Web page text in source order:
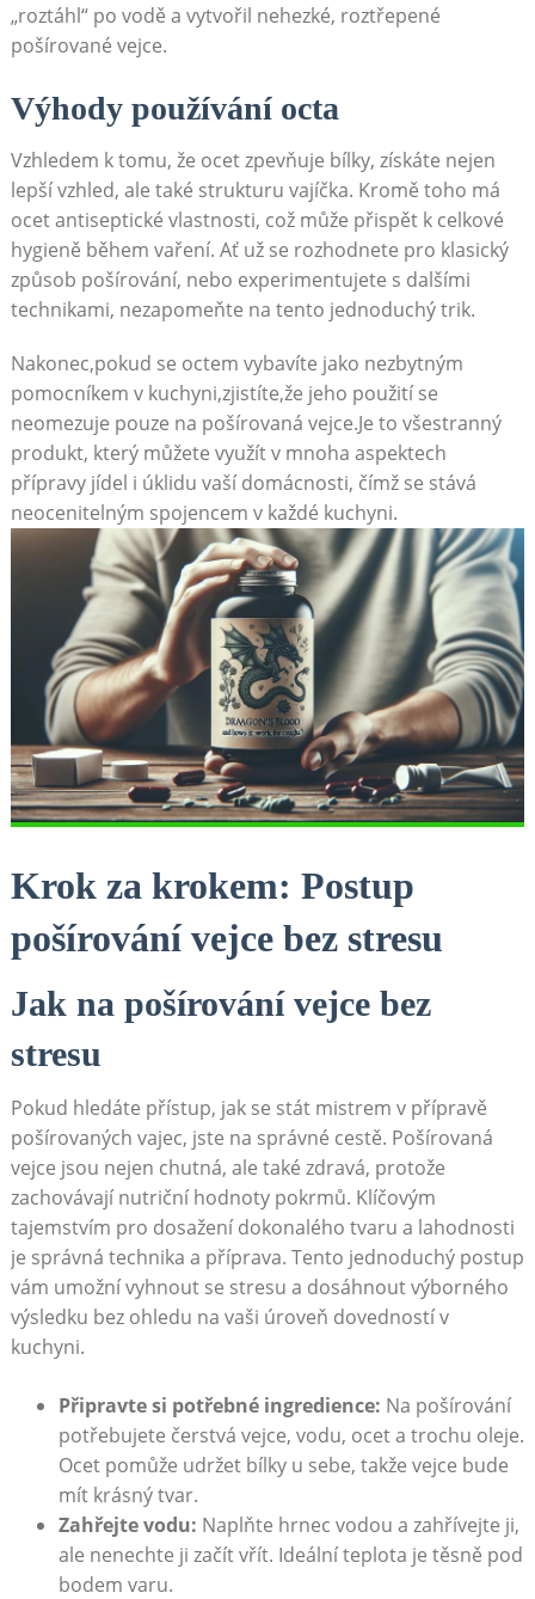
„roztáhl“ po vodě a vytvořil nehezké, roztřepené
pošírované vejce.
Výhody používání octa
Vzhledem k tomu, že ocet zpevňuje bílky, získáte nejen
lepší vzhled, ale také strukturu vajíčka. Kromě toho má
ocet antiseptické vlastnosti, což může přispět k celkové
hygieně během vaření. Ať už se rozhodnete pro klasický
způsob pošírování, nebo experimentujete s dalšími
technikami, nezapomeňte na tento jednoduchý trik.
Nakonec,pokud se octem vybavíte jako nezbytným
pomocníkem v kuchyni,zjistíte,že jeho použití se
neomezuje pouze na pošírovaná vejce.Je to všestranný
produkt, který můžete využít v mnoha aspektech
přípravy jídel i úklidu vaší domácnosti, čímž se stává
neocenitelným spojencem v každé kuchyni.
Krok za krokem: Postup
pošírování vejce bez stresu
Jak na pošírování vejce bez
stresu
Pokud hledáte přístup, jak se stát mistrem v přípravě
pošírovaných vajec, jste na správné cestě. Pošírovaná
vejce jsou nejen chutná, ale také zdravá, protože
zachovávají nutriční hodnoty pokrmů. Klíčovým
tajemstvím pro dosažení dokonalého tvaru a lahodnosti
je správná technika a příprava. Tento jednoduchý postup
vám umožní vyhnout se stresu a dosáhnout výborného
výsledku bez ohledu na vaši úroveň dovedností v
kuchyni.
Připravte si potřebné ingredience: Na pošírování
potřebujete čerstvá vejce, vodu, ocet a trochu oleje.
Ocet pomůže udržet bílky u sebe, takže vejce bude
mít krásný tvar.
Zahřejte vodu: Naplňte hrnec vodou a zahřívejte ji,
ale nenechte ji začít vřít. Ideální teplota je těsně pod
bodem varu.